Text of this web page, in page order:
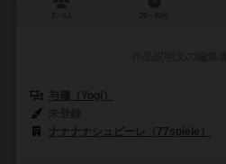
与儀（Yogi）
ナナナナシュピーレ（77spiele）